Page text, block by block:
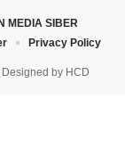
by HCD
MEDIA SIBER
Privacy Policy